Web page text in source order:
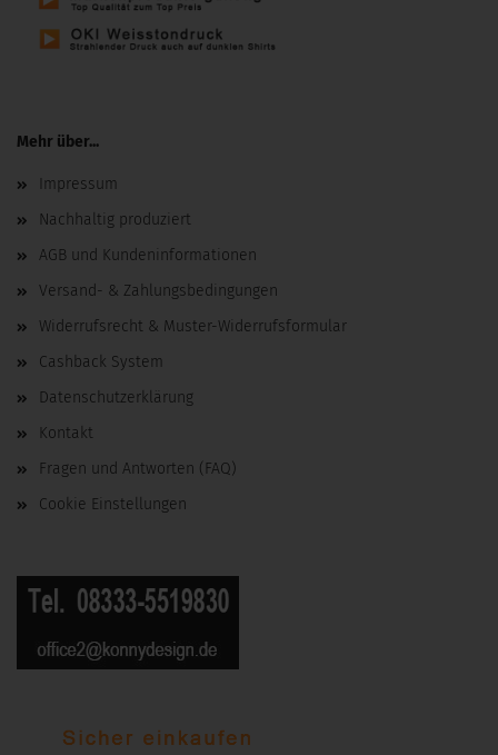
Mehr über...
Impressum
Nachhaltig produziert
AGB und Kundeninformationen
Versand- & Zahlungsbedingungen
Widerrufsrecht & Muster-Widerrufsformular
Cashback System
Datenschutzerklärung
Kontakt
Fragen und Antworten (FAQ)
Cookie Einstellungen